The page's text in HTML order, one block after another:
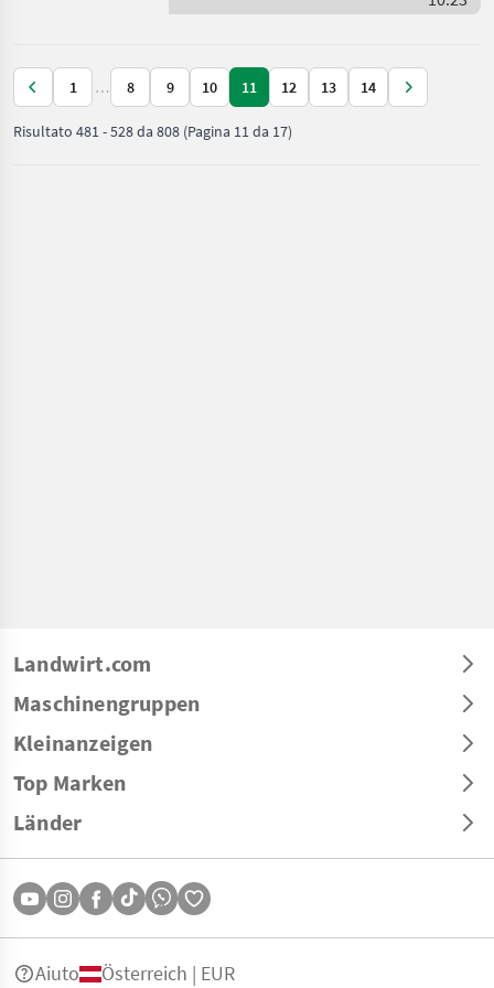
Humbaur
1 … 8 9 10 11 12 13 14
Risultato 481-528da 808 (Pagina 11 da 17)
Landwirt.com
Maschinengruppen
Kleinanzeigen
Top Marken
Länder
Aiuto Österreich | EUR